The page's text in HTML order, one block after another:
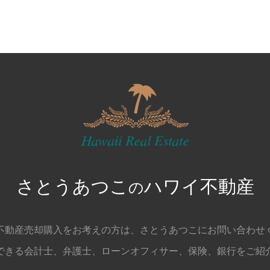
さとうあつこ のハワイ不動産
産売却購入をお考えの方は、 さとうあつこにお問い合わせ
る会計士、弁護士、
ローンオフィサー、保険、銀行をご紹